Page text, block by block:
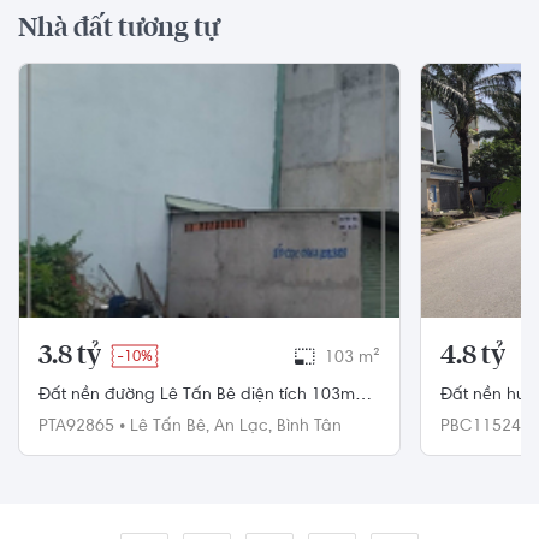
Nhà đất tương tự
3.8 tỷ -10% 103 m²
Đất nền đường Lê Tấn Bê diện tích 103m2,
khu dân cư sầm uất.
PTA92865 • Lê Tấn Bê, An Lạc, Bình Tân
4.8 tỷ
Đất nền
100m2 rộng
PBC115242